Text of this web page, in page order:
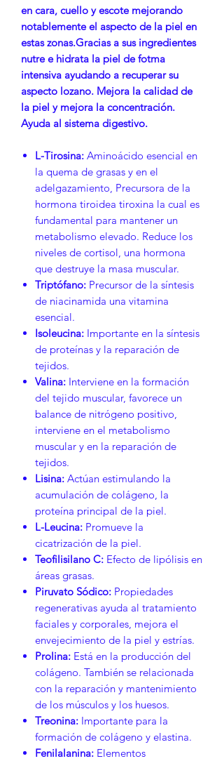
en cara, cuello y escote mejorando
notablemente el aspecto de la piel en
estas zonas.Gracias a sus ingredientes
nutre e hidrata la piel de fotma
intensiva ayudando a recuperar su
aspecto lozano. Mejora la calidad de
la piel y mejora la concentración.
Ayuda al sistema digestivo.
L-Tirosina: Aminoácido esencial en
la quema de grasas y en el
adelgazamiento, Precursora de la
hormona tiroidea tiroxina la cual es
fundamental para mantener un
metabolismo elevado. Reduce los
niveles de cortisol, una hormona
que destruye la masa muscular.
Triptófano: Precursor de la síntesis
de niacinamida una vitamina
esencial.
Isoleucina: Importante en la síntesis
de proteínas y la reparación de
tejidos.
Valina: Interviene en la formación
del tejido muscular, favorece un
balance de nitrógeno positivo,
interviene en el metabolismo
muscular y en la reparación de
tejidos.
Lisina: Actúan estimulando la
acumulación de colágeno, la
proteína principal de la piel.
L-Leucina: Promueve la
cicatrización de la piel.
Teofilisilano C: Efecto de lipólisis en
áreas grasas.
Piruvato Sódico: Propiedades
regenerativas ayuda al tratamiento
faciales y corporales, mejora el
envejecimiento de la piel y estrías.
Prolina: Está en la producción del
colágeno. También se relacionada
con la reparación y mantenimiento
de los músculos y los huesos.
Treonina: Importante para la
formación de colágeno y elastina.
Fenilalanina: Elementos